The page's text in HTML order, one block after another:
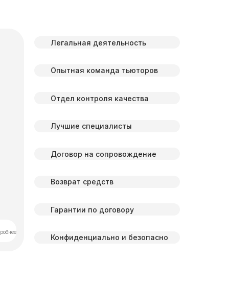
Легальная деятельность
Опытная команда тьюторов
Отдел контроля качества
Лучшие специалисты
Договор на сопровождение
Возврат средств
Гарантии по договору
Конфиденциально и безопасно